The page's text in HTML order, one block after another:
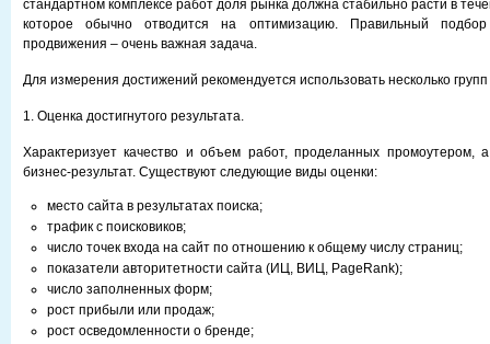
стандартном комплексе работ доля рынка должна стабильно расти в
которое обычно отводится на оптимизацию. Правильный подбор
продвижения – очень важная задача.
Для измерения достижений рекомендуется использовать несколько
1. Оценка достигнутого результата.
Характеризует качество и объем работ, проделанных промоутером,
бизнес-результат. Существуют следующие виды оценки:
место сайта в результатах поиска;
трафик с поисковиков;
число точек входа на сайт по отношению к общему числу страниц;
показатели авторитетности сайта (ИЦ, ВИЦ, PageRank);
число заполненных форм;
рост прибыли или продаж;
рост осведомленности о бренде;